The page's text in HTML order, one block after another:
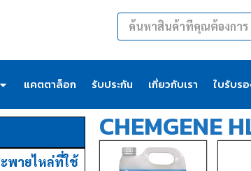
แคตตาล็อก รับประกัน เกี่ยวกับเรา ใบรับร
พายไหล่ที่ใช้
CHEMGENE